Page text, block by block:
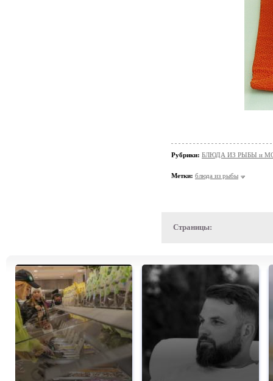
Рубрики: БЛЮДА ИЗ РЫБЫ и
Метки: блюда из рыбы
Страницы: